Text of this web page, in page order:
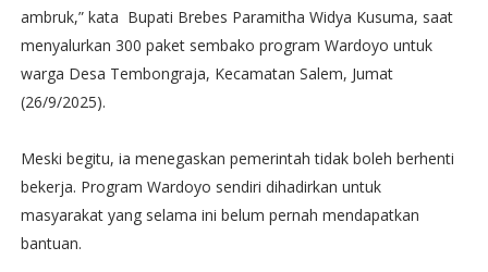
ambruk,” kata Bupati Brebes Paramitha Widya Kusuma, saat
menyalurkan 300 paket sembako program Wardoyo untuk
warga Desa Tembongraja, Kecamatan Salem, Jumat
(26/9/2025).
Meski begitu, ia menegaskan pemerintah tidak boleh berhenti
bekerja. Program Wardoyo sendiri dihadirkan untuk
masyarakat yang selama ini belum pernah mendapatkan
bantuan.